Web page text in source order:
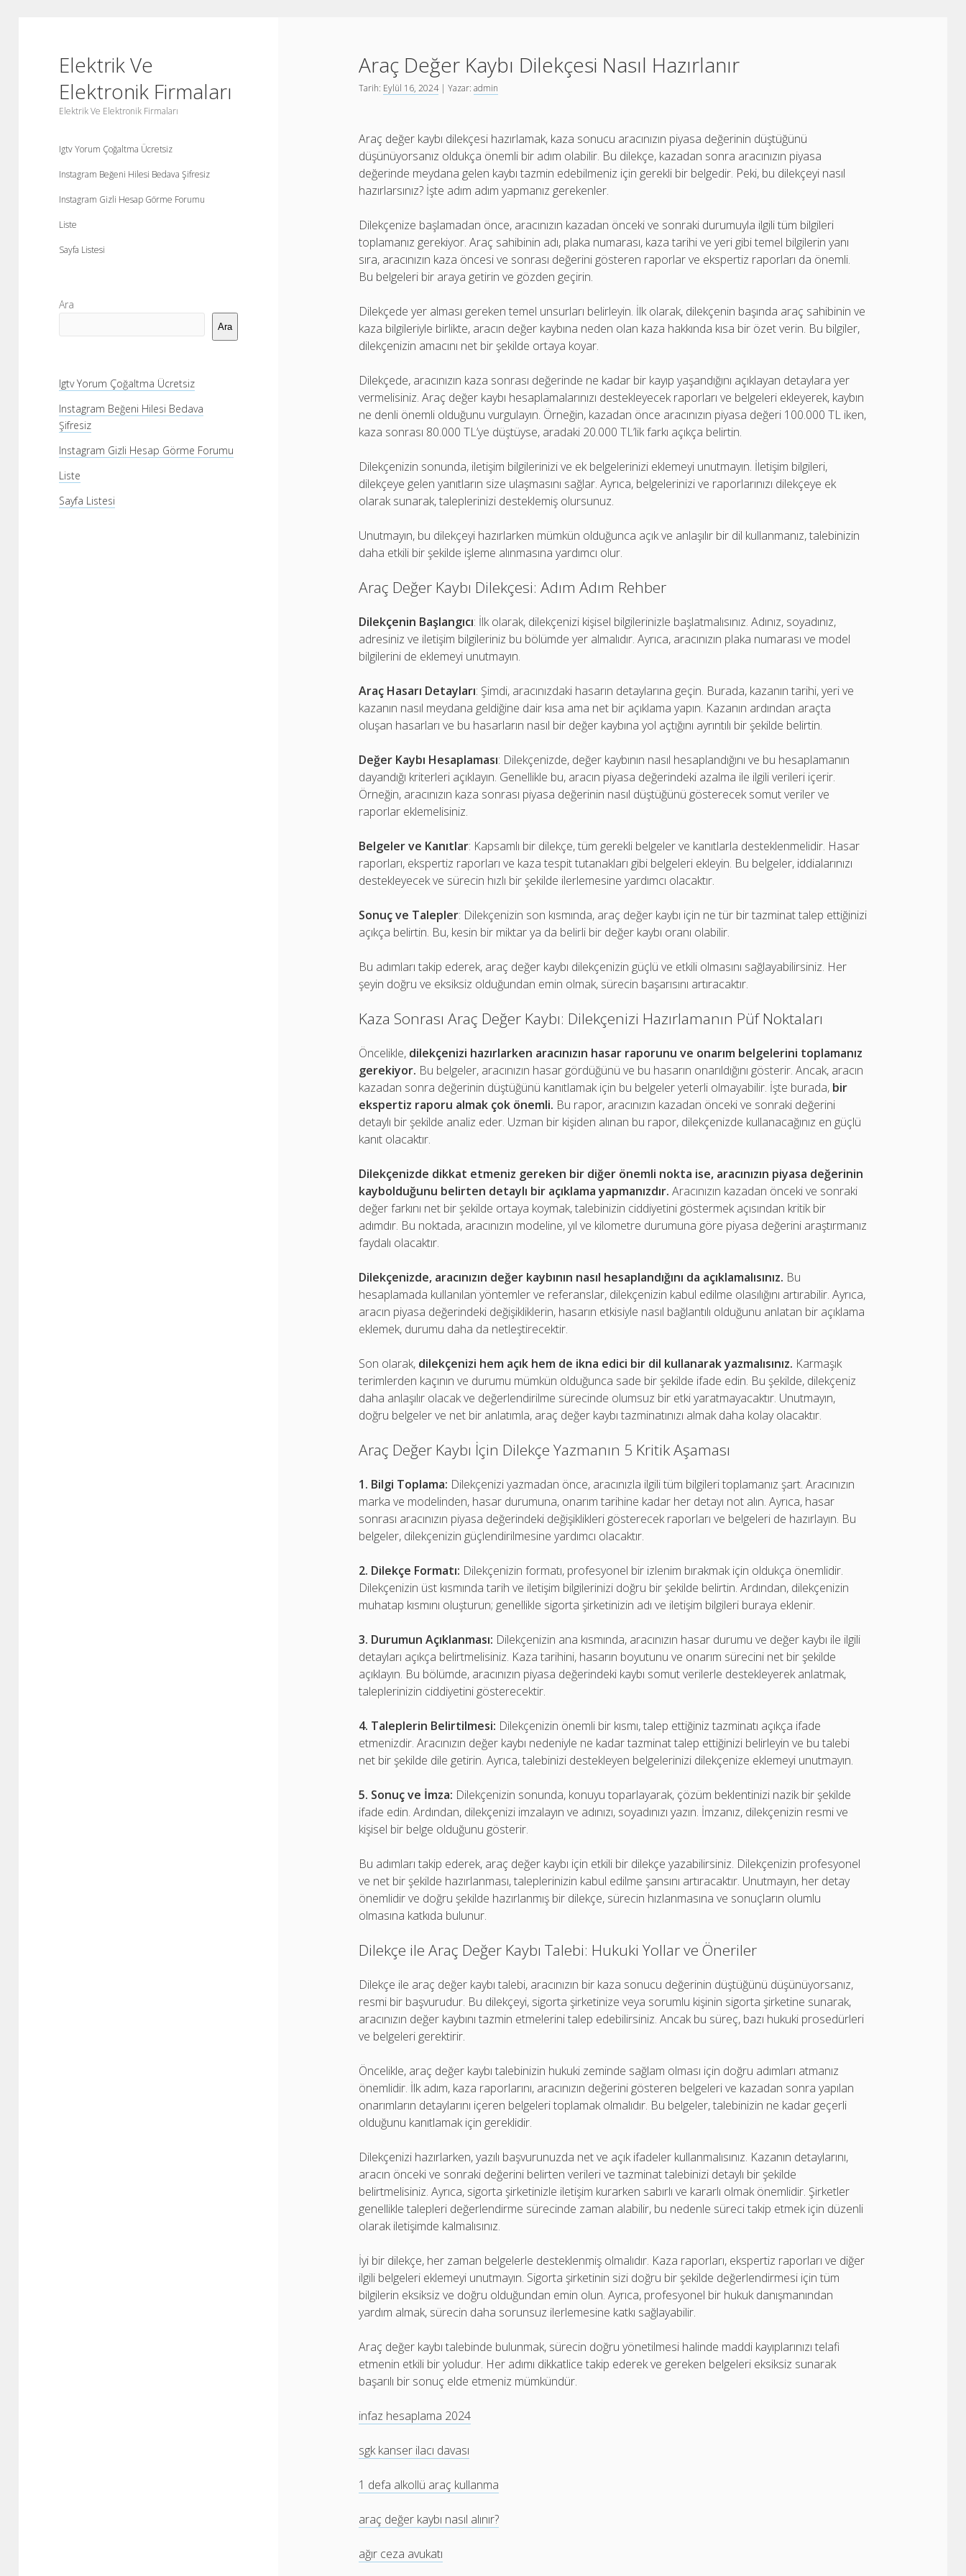
Elektrik Ve
Elektronik Firmaları
Elektrik Ve Elektronik Firmaları
Igtv Yorum Çoğaltma Ücretsiz
Instagram Beğeni Hilesi Bedava Şifresiz
Instagram Gizli Hesap Görme Forumu
Liste
Sayfa Listesi
Yan
Menü
Ara
Ara
Igtv Yorum Çoğaltma Ücretsiz
Instagram Beğeni Hilesi Bedava
Şifresiz
Instagram Gizli Hesap Görme Forumu
Liste
Sayfa Listesi
Araç Değer Kaybı Dilekçesi Nasıl Hazırlanır
Tarih: Eylül 16, 2024| Yazar:admin
Araç değer kaybı dilekçesi hazırlamak, kaza sonucu aracınızın piyasa değerinin düştüğünü
düşünüyorsanız oldukça önemli bir adım olabilir. Bu dilekçe, kazadan sonra aracınızın piyasa
değerinde meydana gelen kaybı tazmin edebilmeniz için gerekli bir belgedir. Peki, bu dilekçeyi nasıl
hazırlarsınız? İşte adım adım yapmanız gerekenler.
Dilekçenize başlamadan önce, aracınızın kazadan önceki ve sonraki durumuyla ilgili tüm bilgileri
toplamanız gerekiyor. Araç sahibinin adı, plaka numarası, kaza tarihi ve yeri gibi temel bilgilerin yanı
sıra, aracınızın kaza öncesi ve sonrası değerini gösteren raporlar ve ekspertiz raporları da önemli.
Bu belgeleri bir araya getirin ve gözden geçirin.
Dilekçede yer alması gereken temel unsurları belirleyin. İlk olarak, dilekçenin başında araç sahibinin ve
kaza bilgileriyle birlikte, aracın değer kaybına neden olan kaza hakkında kısa bir özet verin. Bu bilgiler,
dilekçenizin amacını net bir şekilde ortaya koyar.
Dilekçede, aracınızın kaza sonrası değerinde ne kadar bir kayıp yaşandığını açıklayan detaylara yer
vermelisiniz. Araç değer kaybı hesaplamalarınızı destekleyecek raporları ve belgeleri ekleyerek, kaybın
ne denli önemli olduğunu vurgulayın. Örneğin, kazadan önce aracınızın piyasa değeri 100.000 TL iken,
kaza sonrası 80.000 TL’ye düştüyse, aradaki 20.000 TL’lik farkı açıkça belirtin.
Dilekçenizin sonunda, iletişim bilgilerinizi ve ek belgelerinizi eklemeyi unutmayın. İletişim bilgileri,
dilekçeye gelen yanıtların size ulaşmasını sağlar. Ayrıca, belgelerinizi ve raporlarınızı dilekçeye ek
olarak sunarak, taleplerinizi desteklemiş olursunuz.
Unutmayın, bu dilekçeyi hazırlarken mümkün olduğunca açık ve anlaşılır bir dil kullanmanız, talebinizin
daha etkili bir şekilde işleme alınmasına yardımcı olur.
Araç Değer Kaybı Dilekçesi: Adım Adım Rehber
Dilekçenin Başlangıcı: İlk olarak, dilekçenizi kişisel bilgilerinizle başlatmalısınız. Adınız, soyadınız,
adresiniz ve iletişim bilgileriniz bu bölümde yer almalıdır. Ayrıca, aracınızın plaka numarası ve model
bilgilerini de eklemeyi unutmayın.
Araç Hasarı Detayları: Şimdi, aracınızdaki hasarın detaylarına geçin. Burada, kazanın tarihi, yeri ve
kazanın nasıl meydana geldiğine dair kısa ama net bir açıklama yapın. Kazanın ardından araçta
oluşan hasarları ve bu hasarların nasıl bir değer kaybına yol açtığını ayrıntılı bir şekilde belirtin.
Değer Kaybı Hesaplaması: Dilekçenizde, değer kaybının nasıl hesaplandığını ve bu hesaplamanın
dayandığı kriterleri açıklayın. Genellikle bu, aracın piyasa değerindeki azalma ile ilgili verileri içerir.
Örneğin, aracınızın kaza sonrası piyasa değerinin nasıl düştüğünü gösterecek somut veriler ve
raporlar eklemelisiniz.
Belgeler ve Kanıtlar: Kapsamlı bir dilekçe, tüm gerekli belgeler ve kanıtlarla desteklenmelidir. Hasar
raporları, ekspertiz raporları ve kaza tespit tutanakları gibi belgeleri ekleyin. Bu belgeler, iddialarınızı
destekleyecek ve sürecin hızlı bir şekilde ilerlemesine yardımcı olacaktır.
Sonuç ve Talepler: Dilekçenizin son kısmında, araç değer kaybı için ne tür bir tazminat talep ettiğinizi
açıkça belirtin. Bu, kesin bir miktar ya da belirli bir değer kaybı oranı olabilir.
Bu adımları takip ederek, araç değer kaybı dilekçenizin güçlü ve etkili olmasını sağlayabilirsiniz. Her
şeyin doğru ve eksiksiz olduğundan emin olmak, sürecin başarısını artıracaktır.
Kaza Sonrası Araç Değer Kaybı: Dilekçenizi Hazırlamanın Püf Noktaları
Öncelikle, dilekçenizi hazırlarken aracınızın hasar raporunu ve onarım belgelerini toplamanız
gerekiyor. Bu belgeler, aracınızın hasar gördüğünü ve bu hasarın onarıldığını gösterir. Ancak, aracın
kazadan sonra değerinin düştüğünü kanıtlamak için bu belgeler yeterli olmayabilir. İşte burada, bir
ekspertiz raporu almak çok önemli. Bu rapor, aracınızın kazadan önceki ve sonraki değerini
detaylı bir şekilde analiz eder. Uzman bir kişiden alınan bu rapor, dilekçenizde kullanacağınız en güçlü
kanıt olacaktır.
Dilekçenizde dikkat etmeniz gereken bir diğer önemli nokta ise, aracınızın piyasa değerinin
kaybolduğunu belirten detaylı bir açıklama yapmanızdır. Aracınızın kazadan önceki ve sonraki
değer farkını net bir şekilde ortaya koymak, talebinizin ciddiyetini göstermek açısından kritik bir
adımdır. Bu noktada, aracınızın modeline, yıl ve kilometre durumuna göre piyasa değerini araştırmanız
faydalı olacaktır.
Dilekçenizde, aracınızın değer kaybının nasıl hesaplandığını da açıklamalısınız. Bu
hesaplamada kullanılan yöntemler ve referanslar, dilekçenizin kabul edilme olasılığını artırabilir. Ayrıca,
aracın piyasa değerindeki değişikliklerin, hasarın etkisiyle nasıl bağlantılı olduğunu anlatan bir açıklama
eklemek, durumu daha da netleştirecektir.
Son olarak, dilekçenizi hem açık hem de ikna edici bir dil kullanarak yazmalısınız. Karmaşık
terimlerden kaçının ve durumu mümkün olduğunca sade bir şekilde ifade edin. Bu şekilde, dilekçeniz
daha anlaşılır olacak ve değerlendirilme sürecinde olumsuz bir etki yaratmayacaktır. Unutmayın,
doğru belgeler ve net bir anlatımla, araç değer kaybı tazminatınızı almak daha kolay olacaktır.
Araç Değer Kaybı İçin Dilekçe Yazmanın 5 Kritik Aşaması
1. Bilgi Toplama: Dilekçenizi yazmadan önce, aracınızla ilgili tüm bilgileri toplamanız şart. Aracınızın
marka ve modelinden, hasar durumuna, onarım tarihine kadar her detayı not alın. Ayrıca, hasar
sonrası aracınızın piyasa değerindeki değişiklikleri gösterecek raporları ve belgeleri de hazırlayın. Bu
belgeler, dilekçenizin güçlendirilmesine yardımcı olacaktır.
2. Dilekçe Formatı: Dilekçenizin formatı, profesyonel bir izlenim bırakmak için oldukça önemlidir.
Dilekçenizin üst kısmında tarih ve iletişim bilgilerinizi doğru bir şekilde belirtin. Ardından, dilekçenizin
muhatap kısmını oluşturun; genellikle sigorta şirketinizin adı ve iletişim bilgileri buraya eklenir.
3. Durumun Açıklanması: Dilekçenizin ana kısmında, aracınızın hasar durumu ve değer kaybı ile ilgili
detayları açıkça belirtmelisiniz. Kaza tarihini, hasarın boyutunu ve onarım sürecini net bir şekilde
açıklayın. Bu bölümde, aracınızın piyasa değerindeki kaybı somut verilerle destekleyerek anlatmak,
taleplerinizin ciddiyetini gösterecektir.
4. Taleplerin Belirtilmesi: Dilekçenizin önemli bir kısmı, talep ettiğiniz tazminatı açıkça ifade
etmenizdir. Aracınızın değer kaybı nedeniyle ne kadar tazminat talep ettiğinizi belirleyin ve bu talebi
net bir şekilde dile getirin. Ayrıca, talebinizi destekleyen belgelerinizi dilekçenize eklemeyi unutmayın.
5. Sonuç ve İmza: Dilekçenizin sonunda, konuyu toparlayarak, çözüm beklentinizi nazik bir şekilde
ifade edin. Ardından, dilekçenizi imzalayın ve adınızı, soyadınızı yazın. İmzanız, dilekçenizin resmi ve
kişisel bir belge olduğunu gösterir.
Bu adımları takip ederek, araç değer kaybı için etkili bir dilekçe yazabilirsiniz. Dilekçenizin profesyonel
ve net bir şekilde hazırlanması, taleplerinizin kabul edilme şansını artıracaktır. Unutmayın, her detay
önemlidir ve doğru şekilde hazırlanmış bir dilekçe, sürecin hızlanmasına ve sonuçların olumlu
olmasına katkıda bulunur.
Dilekçe ile Araç Değer Kaybı Talebi: Hukuki Yollar ve Öneriler
Dilekçe ile araç değer kaybı talebi, aracınızın bir kaza sonucu değerinin düştüğünü düşünüyorsanız,
resmi bir başvurudur. Bu dilekçeyi, sigorta şirketinize veya sorumlu kişinin sigorta şirketine sunarak,
aracınızın değer kaybını tazmin etmelerini talep edebilirsiniz. Ancak bu süreç, bazı hukuki prosedürleri
ve belgeleri gerektirir.
Öncelikle, araç değer kaybı talebinizin hukuki zeminde sağlam olması için doğru adımları atmanız
önemlidir. İlk adım, kaza raporlarını, aracınızın değerini gösteren belgeleri ve kazadan sonra yapılan
onarımların detaylarını içeren belgeleri toplamak olmalıdır. Bu belgeler, talebinizin ne kadar geçerli
olduğunu kanıtlamak için gereklidir.
Dilekçenizi hazırlarken, yazılı başvurunuzda net ve açık ifadeler kullanmalısınız. Kazanın detaylarını,
aracın önceki ve sonraki değerini belirten verileri ve tazminat talebinizi detaylı bir şekilde
belirtmelisiniz. Ayrıca, sigorta şirketinizle iletişim kurarken sabırlı ve kararlı olmak önemlidir. Şirketler
genellikle talepleri değerlendirme sürecinde zaman alabilir, bu nedenle süreci takip etmek için düzenli
olarak iletişimde kalmalısınız.
İyi bir dilekçe, her zaman belgelerle desteklenmiş olmalıdır. Kaza raporları, ekspertiz raporları ve diğer
ilgili belgeleri eklemeyi unutmayın. Sigorta şirketinin sizi doğru bir şekilde değerlendirmesi için tüm
bilgilerin eksiksiz ve doğru olduğundan emin olun. Ayrıca, profesyonel bir hukuk danışmanından
yardım almak, sürecin daha sorunsuz ilerlemesine katkı sağlayabilir.
Araç değer kaybı talebinde bulunmak, sürecin doğru yönetilmesi halinde maddi kayıplarınızı telafi
etmenin etkili bir yoludur. Her adımı dikkatlice takip ederek ve gereken belgeleri eksiksiz sunarak
başarılı bir sonuç elde etmeniz mümkündür.
infaz hesaplama 2024
sgk kanser ilacı davası
1 defa alkollü araç kullanma
araç değer kaybı nasıl alınır?
ağır ceza avukatı